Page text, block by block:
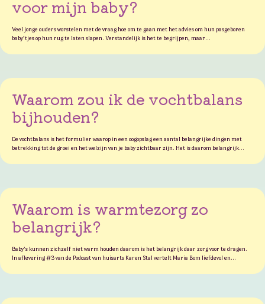
voor mijn baby?
Veel jonge ouders worstelen met de vraag hoe om te gaan met het advies om hun pasgeboren
baby’tjes op hun rug te laten slapen. Verstandelijk is het te begrijpen, maar…
Waarom zou ik de vochtbalans
bijhouden?
De vochtbalans is het formulier waarop in een oogopslag een aantal belangrijke dingen met
betrekking tot de groei en het welzijn van je baby zichtbaar zijn. Het is daarom belangrijk…
Waarom is warmtezorg zo
belangrijk?
Baby’s kunnen zichzelf niet warm houden daarom is het belangrijk daar zorg voor te dragen.
In aflevering #3 van de Podcast van huisarts Karen Stal vertelt Maria Bom liefdevol en…